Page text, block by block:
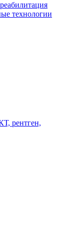
технологии
рентген,